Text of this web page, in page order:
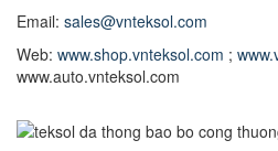
Email: sales@vnteksol.com
Web: www.shop.vnteksol.com ;
www.auto.vnteksol.com